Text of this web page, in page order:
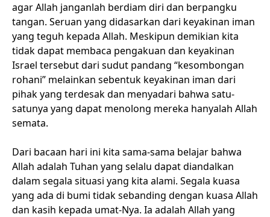
agar Allah janganlah berdiam diri dan berpangku
tangan. Seruan yang didasarkan dari keyakinan iman
yang teguh kepada Allah. Meskipun demikian kita
tidak dapat membaca pengakuan dan keyakinan
Israel tersebut dari sudut pandang “kesombongan
rohani” melainkan sebentuk keyakinan iman dari
pihak yang terdesak dan menyadari bahwa satu-
satunya yang dapat menolong mereka hanyalah Allah
semata.
Dari bacaan hari ini kita sama-sama belajar bahwa
Allah adalah Tuhan yang selalu dapat diandalkan
dalam segala situasi yang kita alami. Segala kuasa
yang ada di bumi tidak sebanding dengan kuasa Allah
dan kasih kepada umat-Nya. Ia adalah Allah yang